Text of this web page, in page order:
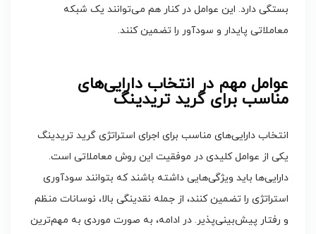
بستگی دارد. این عوامل در کنار هم می‌توانند یک شبکه
معاملاتی پایدار و سودآور را تضمین کنند.
عوامل مهم در انتخاب دارایی‌های
مناسب برای گرید تریدینگ
انتخاب دارایی‌های مناسب برای اجرای استراتژی گرید تریدینگ
یکی از عوامل کلیدی در موفقیت این روش معاملاتی است.
دارایی‌ها باید ویژگی‌هایی داشته باشند که بتوانند سودآوری
استراتژی را تضمین کنند، از جمله نقدینگی بالا، نوسانات منظم
و رفتار پیش‌بینی‌پذیر. در ادامه، به صورت موردی به مهم‌ترین